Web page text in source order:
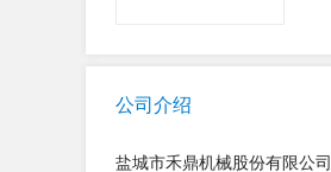
公司介绍
盐城市禾鼎机械股份有限公